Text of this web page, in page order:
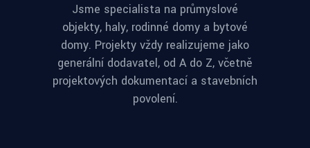
Jsme specialista na průmyslové
objekty, haly, rodinné domy a bytové
domy. Projekty vždy realizujeme jako
generální dodavatel, od A do Z, včetně
projektových dokumentací a stavebních
povolení.